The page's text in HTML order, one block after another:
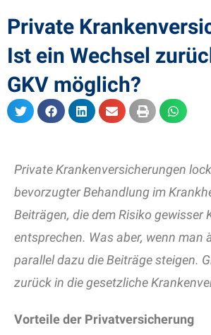
Private
Ist ein Wechsel
GKV möglich?
Private Krankenversicherungen
bevorzugter Behandlung im
Beiträgen, die dem Risiko gewisser
entsprechen. Was aber, wenn man
parallel dazu die Beiträge steigen.
zurück in die gesetzliche
Vorteile der Privatversicherung